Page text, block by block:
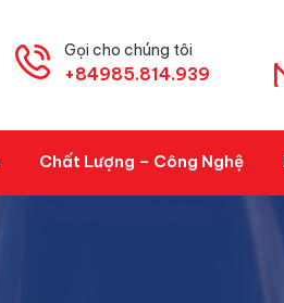
Gọi cho chúng tôi
+84985.814.939
Chất Lượng – Công Nghệ